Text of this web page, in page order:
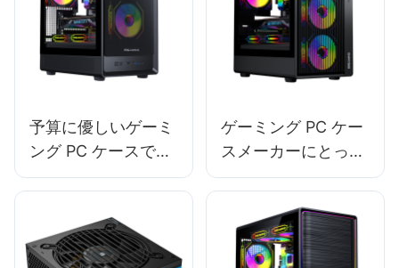
予算に優しいゲーミ
ング PC ケースで注
目すべき機能は何
ゲーミング PC ケー
スメーカーにとって
最も効果的なマーケ
どれですか?